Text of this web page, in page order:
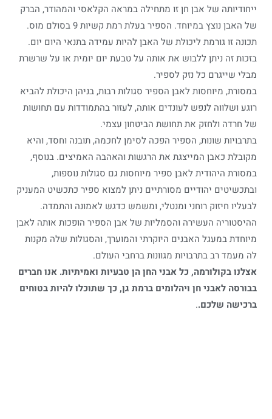
ייחודיותה של אבן חן זו מתחילה במראה הקלאסי והמהודר, הברק
של האבן נוצץ במיוחד. הספיר בעלת רמת קשיות 9 בסולם מוס.
תכונה זו גורמת ליכולת של האבן להיות עמידה בתנאי היום יום.
בזכות זה ניתן ללבוש את אותה על טבעת יום יומית או על שרשרת
מבלי שייגרם כל נזק לספיר.
במסורת, מיוחסות לאבן הספיר סגולות רבות, בניהן היכולת להביא
רוגע ושלווה לנפש לעונדים אותה, לעזור בהתמודדות עם תחושות
של חרדה ולחזק את תחושת הביטחון עצמי.
בתרבויות שונות, הספיר הפכה לסימן לחכמה, תובנה וחסד, והיא
מקובלת כאבן המייצגת את הרגשות והאהבה האמיצים. בנוסף,
במסורת היהודית לאבן ספיר מיוחסות גם סגולות נוספות,
ובתכשיטים יהודיים מסורתיים ניתן למצוא ספיר כתכשיט המעניק
לבעליו חיזוק רוחני ומנטלי, ומשמש כדגש לאמונה והתמדה.
ההיסטוריה העשירה והסמליות של אבן הספיר הופכות אותה לאבן
מיוחדת במעגל האבנים היוקרתי והמוערך, והסגולות שלה מקנות
לה מעמד רב בתרבויות מגוונות ברחבי העולם.
אצלנו בקולורמה, כל אבני החן הן טבעיות ואמיתיות. אנו חברים
בבורסה לאבני חן ויהלומים ברמת גן, כך שתוכלו להיות בטוחים
ברכישה שלכם..